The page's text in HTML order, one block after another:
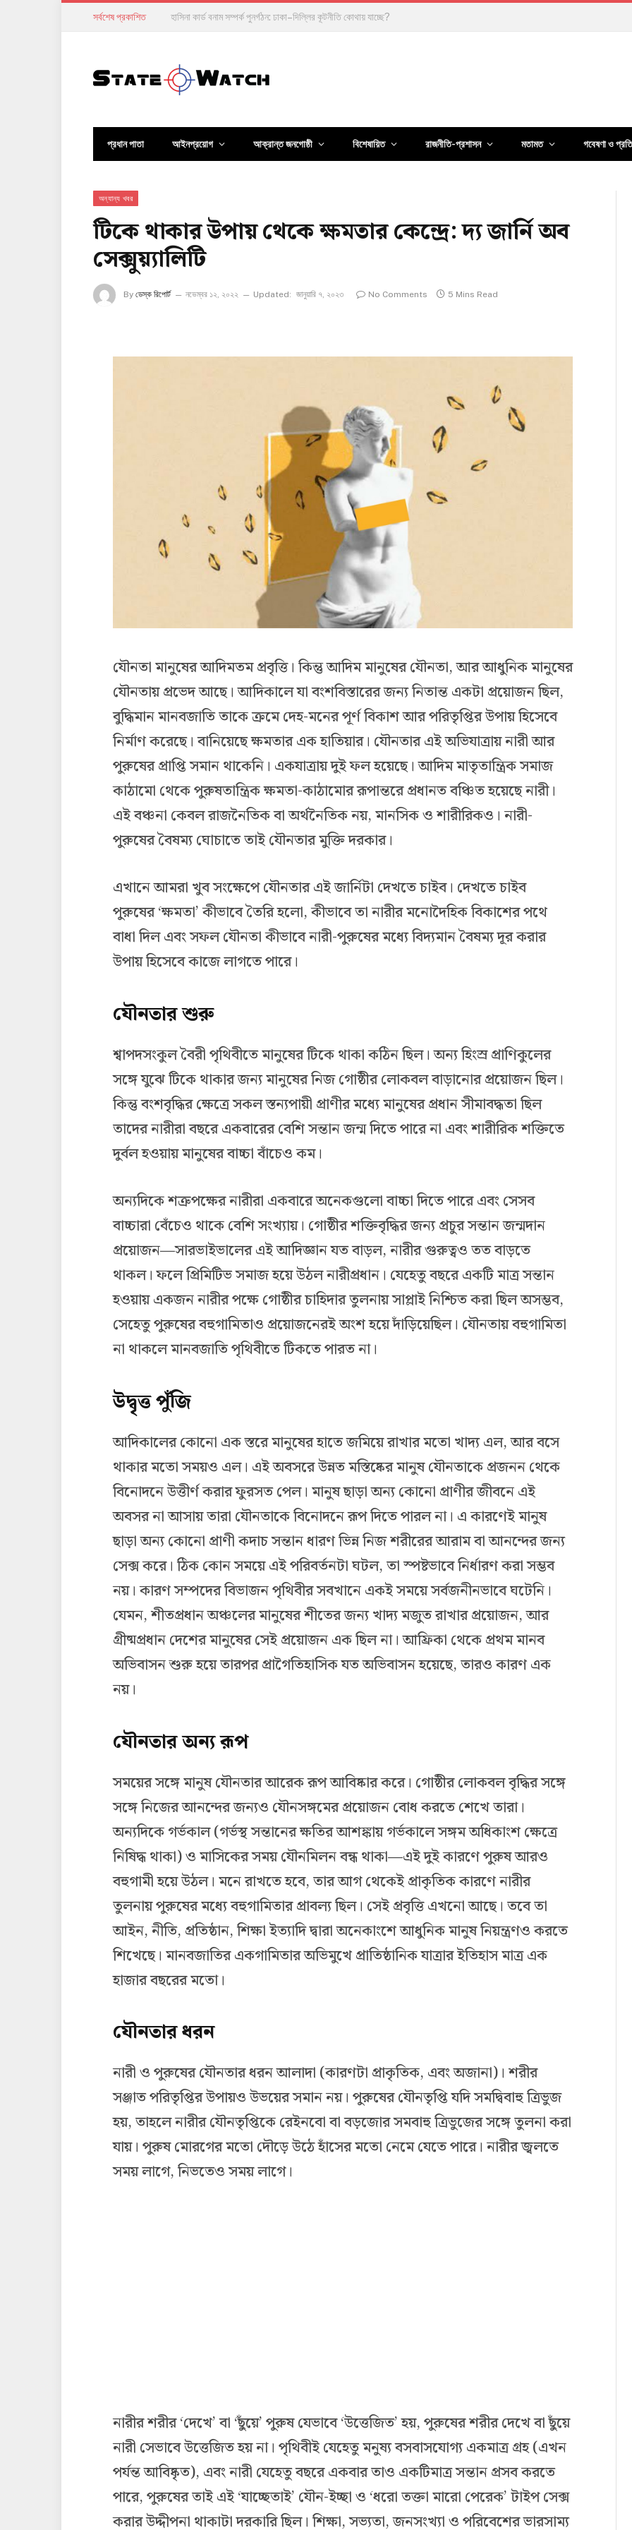
সর্বশেষ প্রকাশিত হাসিনা কার্ড বনাম সম্পর্ক পুনর্গঠন: ঢাকা–দিল্লির কূটনীতি কোথায় যাচ্ছে?
প্রধান পাতা আইনপ্রয়োগ আক্রান্ত জনগোষ্ঠী বিশেষায়িত রাজনীতি-প্রশাসন মতামত গবেষণা ও
অন্যান্য খবর
টিকে থাকার উপায় থেকে ক্ষমতার কেন্দ্রে: দ্য জার্নি অব
সেক্সুয়্যালিটি
By ডেস্ক রিপোর্ট নভেম্বর ১২, ২০২২ Updated: জানুয়ারি ৭, ২০২৩ No Comments 5 Mins Read
যৌনতা মানুষের আদিমতম প্রবৃত্তি। কিন্তু আদিম মানুষের যৌনতা, আর আধুনিক মানুষের
যৌনতায় প্রভেদ আছে। আদিকালে যা বংশবিস্তারের জন্য নিতান্ত একটা প্রয়োজন ছিল,
বুদ্ধিমান মানবজাতি তাকে ক্রমে দেহ-মনের পূর্ণ বিকাশ আর পরিতৃপ্তির উপায় হিসেবে
নির্মাণ করেছে। বানিয়েছে ক্ষমতার এক হাতিয়ার। যৌনতার এই অভিযাত্রায় নারী আর
পুরুষের প্রাপ্তি সমান থাকেনি। একযাত্রায় দুই ফল হয়েছে। আদিম মাতৃতান্ত্রিক সমাজ
কাঠামো থেকে পুরুষতান্ত্রিক ক্ষমতা-কাঠামোর রূপান্তরে প্রধানত বঞ্চিত হয়েছে নারী।
এই বঞ্চনা কেবল রাজনৈতিক বা অর্থনৈতিক নয়, মানসিক ও শারীরিকও। নারী-
পুরুষের বৈষম্য ঘোচাতে তাই যৌনতার মুক্তি দরকার।
এখানে আমরা খুব সংক্ষেপে যৌনতার এই জার্নিটা দেখতে চাইব। দেখতে চাইব
পুরুষের ‘ক্ষমতা’ কীভাবে তৈরি হলো, কীভাবে তা নারীর মনোদৈহিক বিকাশের পথে
বাধা দিল এবং সফল যৌনতা কীভাবে নারী-পুরুষের মধ্যে বিদ্যমান বৈষম্য দূর করার
উপায় হিসেবে কাজে লাগতে পারে।
যৌনতার শুরু
শ্বাপদসংকুল বৈরী পৃথিবীতে মানুষের টিকে থাকা কঠিন ছিল। অন্য হিংস্র প্রাণিকুলের
সঙ্গে যুঝে টিকে থাকার জন্য মানুষের নিজ গোষ্ঠীর লোকবল বাড়ানোর প্রয়োজন ছিল।
কিন্তু বংশবৃদ্ধির ক্ষেত্রে সকল স্তন্যপায়ী প্রাণীর মধ্যে মানুষের প্রধান সীমাবদ্ধতা ছিল
তাদের নারীরা বছরে একবারের বেশি সন্তান জন্ম দিতে পারে না এবং শারীরিক শক্তিতে
দুর্বল হওয়ায় মানুষের বাচ্চা বাঁচেও কম।
অন্যদিকে শত্রুপক্ষের নারীরা একবারে অনেকগুলো বাচ্চা দিতে পারে এবং সেসব
বাচ্চারা বেঁচেও থাকে বেশি সংখ্যায়। গোষ্ঠীর শক্তিবৃদ্ধির জন্য প্রচুর সন্তান জন্মদান
প্রয়োজন—সারভাইভালের এই আদিজ্ঞান যত বাড়ল, নারীর গুরুত্বও তত বাড়তে
থাকল। ফলে প্রিমিটিভ সমাজ হয়ে উঠল নারীপ্রধান। যেহেতু বছরে একটি মাত্র সন্তান
হওয়ায় একজন নারীর পক্ষে গোষ্ঠীর চাহিদার তুলনায় সাপ্লাই নিশ্চিত করা ছিল অসম্ভব,
সেহেতু পুরুষের বহুগামিতাও প্রয়োজনেরই অংশ হয়ে দাঁড়িয়েছিল। যৌনতায় বহুগামিতা
না থাকলে মানবজাতি পৃথিবীতে টিকতে পারত না।
উদ্বৃত্ত পুঁজি
আদিকালের কোনো এক স্তরে মানুষের হাতে জমিয়ে রাখার মতো খাদ্য এল, আর বসে
থাকার মতো সময়ও এল। এই অবসরে উন্নত মস্তিষ্কের মানুষ যৌনতাকে প্রজনন থেকে
বিনোদনে উত্তীর্ণ করার ফুরসত পেল। মানুষ ছাড়া অন্য কোনো প্রাণীর জীবনে এই
অবসর না আসায় তারা যৌনতাকে বিনোদনে রূপ দিতে পারল না। এ কারণেই মানুষ
ছাড়া অন্য কোনো প্রাণী কদাচ সন্তান ধারণ ভিন্ন নিজ শরীরের আরাম বা আনন্দের জন্য
সেক্স করে। ঠিক কোন সময়ে এই পরিবর্তনটা ঘটল, তা স্পষ্টভাবে নির্ধারণ করা সম্ভব
নয়। কারণ সম্পদের বিভাজন পৃথিবীর সবখানে একই সময়ে সর্বজনীনভাবে ঘটেনি।
যেমন, শীতপ্রধান অঞ্চলের মানুষের শীতের জন্য খাদ্য মজুত রাখার প্রয়োজন, আর
গ্রীষ্মপ্রধান দেশের মানুষের সেই প্রয়োজন এক ছিল না। আফ্রিকা থেকে প্রথম মানব
অভিবাসন শুরু হয়ে তারপর প্রাগৈতিহাসিক যত অভিবাসন হয়েছে, তারও কারণ এক
নয়।
যৌনতার অন্য রূপ
সময়ের সঙ্গে মানুষ যৌনতার আরেক রূপ আবিষ্কার করে। গোষ্ঠীর লোকবল বৃদ্ধির সঙ্গে
সঙ্গে নিজের আনন্দের জন্যও যৌনসঙ্গমের প্রয়োজন বোধ করতে শেখে তারা।
অন্যদিকে গর্ভকাল (গর্ভস্থ সন্তানের ক্ষতির আশঙ্কায় গর্ভকালে সঙ্গম অধিকাংশ ক্ষেত্রে
নিষিদ্ধ থাকা) ও মাসিকের সময় যৌনমিলন বন্ধ থাকা—এই দুই কারণে পুরুষ আরও
বহুগামী হয়ে উঠল। মনে রাখতে হবে, তার আগ থেকেই প্রাকৃতিক কারণে নারীর
তুলনায় পুরুষের মধ্যে বহুগামিতার প্রাবল্য ছিল। সেই প্রবৃত্তি এখনো আছে। তবে তা
আইন, নীতি, প্রতিষ্ঠান, শিক্ষা ইত্যাদি দ্বারা অনেকাংশে আধুনিক মানুষ নিয়ন্ত্রণও করতে
শিখেছে। মানবজাতির একগামিতার অভিমুখে প্রাতিষ্ঠানিক যাত্রার ইতিহাস মাত্র এক
হাজার বছরের মতো।
যৌনতার ধরন
নারী ও পুরুষের যৌনতার ধরন আলাদা (কারণটা প্রাকৃতিক, এবং অজানা)। শরীর
সঞ্জাত পরিতৃপ্তির উপায়ও উভয়ের সমান নয়। পুরুষের যৌনতৃপ্তি যদি সমদ্বিবাহু ত্রিভুজ
হয়, তাহলে নারীর যৌনতৃপ্তিকে রেইনবো বা বড়জোর সমবাহু ত্রিভুজের সঙ্গে তুলনা করা
যায়। পুরুষ মোরগের মতো দৌড়ে উঠে হাঁসের মতো নেমে যেতে পারে। নারীর জ্বলতে
সময় লাগে, নিভতেও সময় লাগে।
নারীর শরীর ‘দেখে’ বা ‘ছুঁয়ে’ পুরুষ যেভাবে ‘উত্তেজিত’ হয়, পুরুষের শরীর দেখে বা ছুঁয়ে
নারী সেভাবে উত্তেজিত হয় না। পৃথিবীই যেহেতু মনুষ্য বসবাসযোগ্য একমাত্র গ্রহ (এখন
পর্যন্ত আবিষ্কৃত), এবং নারী যেহেতু বছরে একবার তাও একটিমাত্র সন্তান প্রসব করতে
পারে, পুরুষের তাই এই ‘যাচ্ছেতাই’ যৌন-ইচ্ছা ও ‘ধরো তক্তা মারো পেরেক’ টাইপ সেক্স
করার উদ্দীপনা থাকাটা দরকারি ছিল। শিক্ষা, সভ্যতা, জনসংখ্যা ও পরিবেশের ভারসাম্য